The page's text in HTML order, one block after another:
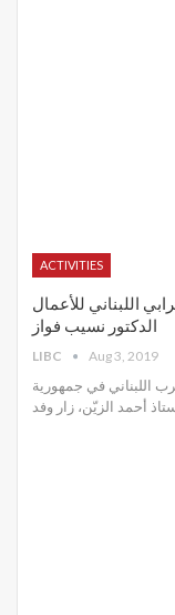
ACTIVITIES
اللبناني للأعمال
الدكتور نسيب فواز
LIBC Aug 3, 2019
من المغترب اللبناني في جمهورية
أحمد الزيّن، زار وفد